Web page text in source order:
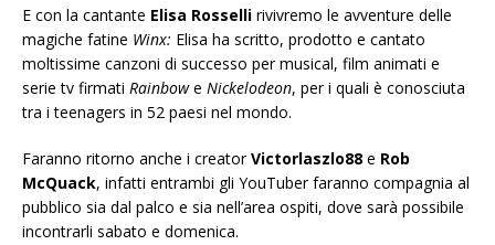
E con la cantante Elisa Rosselli rivivremo le avventure delle
magiche fatine Winx: Elisa ha scritto, prodotto e cantato
moltissime canzoni di successo per musical, film animati e
serie tv firmati Rainbowe Nickelodeon, per i quali è conosciuta
tra i teenagers in 52 paesi nel mondo.
Faranno ritorno anche i creatorVictorlaszlo88 e Rob
McQuack, infatti entrambi gli YouTuber faranno compagnia al
pubblico sia dal palco e sia nell’area ospiti, dove sarà possibile
incontrarli sabato e domenica.